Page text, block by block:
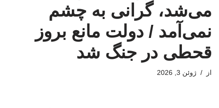
می‌شد، گرانی به چشم
نمی‌آمد / دولت مانع بروز
قحطی در جنگ شد
از ژوئن 3, 2026